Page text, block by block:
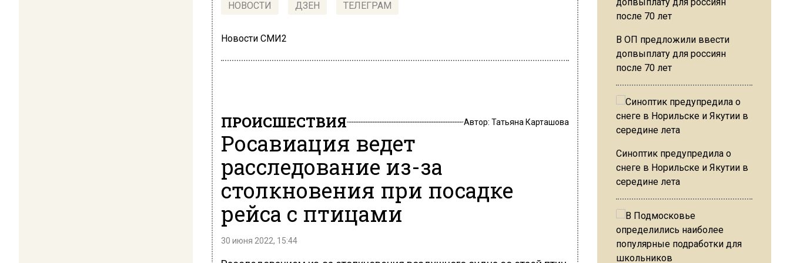
НОВОСТИ ДЗЕН ТЕЛЕГРАМ
Новости СМИ2
ПРОИСШЕСТВИЯ Автор: Татьяна Карташова
Росавиация ведет
расследование из-за
столкновения при посадке
рейса с птицами
30 июня 2022, 15:44
В ОП предложили ввести
допвыплату для россиян
после 70 лет
Синоптик предупредила о
снеге в Норильске и Якутии в
середине лета